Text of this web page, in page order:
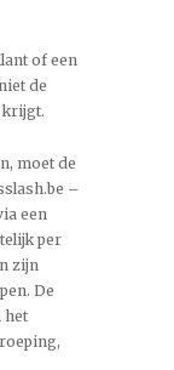
of een
de
krijgt.
moet de
–
een
per
zijn
De
het